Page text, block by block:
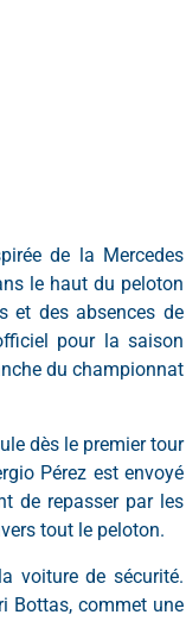
de la Mercedes
le haut du peloton
et des absences de
pour la saison
du championnat
dès le premier tour
Pérez est envoyé
de repasser par les
tout le peloton.
voiture de sécurité.
Bottas, commet une